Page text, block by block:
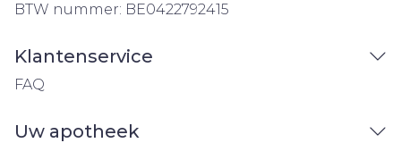
BTW nummer: BE0422792415
Klantenservice
FAQ
Uw apotheek